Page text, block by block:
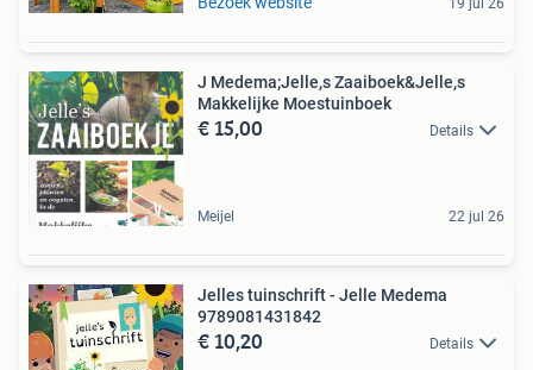
J Medema;Jelle,s Zaaiboek&Jelle,s
Makkelijke Moestuinboek
€ 15,00 Details
Meijel 22 jul 26
Jelles tuinschrift - Jelle Medema
9789081431842
€ 10,20 Details